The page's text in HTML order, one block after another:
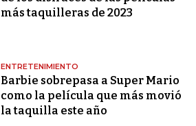
más taquilleras de 2023
ENTRETENIMIENTO
Barbie sobrepasa a Super Mario
como la película que más movió
la taquilla este año